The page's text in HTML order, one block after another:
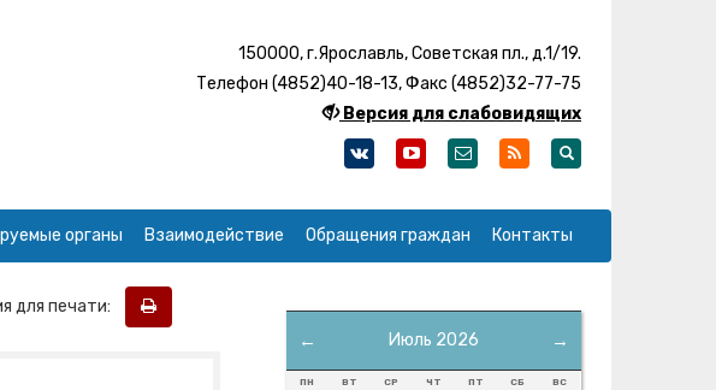
150000, г.Ярославль, Советская пл., д.1/19.
Телефон (4852)40-18-13, Факс (4852)32-77-75
Версия для слабовидящих
органы Взаимодействие Обращения граждан Контакты
для печати:
← →
Июль 2026
ПН ВТ СР ЧТ ПТ СБ ВС